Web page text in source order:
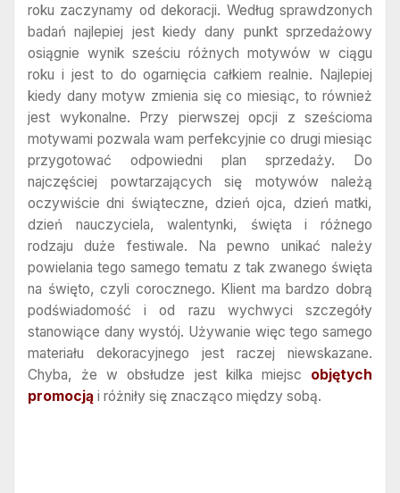
roku zaczynamy od dekoracji. Według sprawdzonych
badań najlepiej jest kiedy dany punkt sprzedażowy
osiągnie wynik sześciu różnych motywów w ciągu
roku i jest to do ogarnięcia całkiem realnie. Najlepiej
kiedy dany motyw zmienia się co miesiąc, to również
jest wykonalne. Przy pierwszej opcji z sześcioma
motywami pozwala wam perfekcyjnie co drugi miesiąc
przygotować odpowiedni plan sprzedaży. Do
najczęściej powtarzających się motywów należą
oczywiście dni świąteczne, dzień ojca, dzień matki,
dzień nauczyciela, walentynki, święta i różnego
rodzaju duże festiwale. Na pewno unikać należy
powielania tego samego tematu z tak zwanego święta
na święto, czyli corocznego. Klient ma bardzo dobrą
podświadomość i od razu wychwyci szczegóły
stanowiące dany wystój. Używanie więc tego samego
materiału dekoracyjnego jest raczej niewskazane.
Chyba, że w obsłudze jest kilka miejsc objętych
promocją i różniły się znacząco między sobą.